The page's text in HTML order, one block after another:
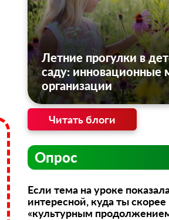
Летние прогулки в
саду: инновационные
организации
Читать блоги
Опрос
Если тема на уроке
интересной, куда ты
«культурным